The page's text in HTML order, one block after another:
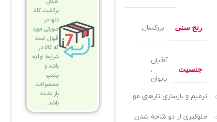
رنج سنی بزرگسال
جنسیت
آقایان
,
بانوان
ترمیم و بازسازی تارهای مو
جلوگیری از دو شاخه شدن
برگشت کالا
تنها در
صورتی مورد
قبول است
که کالا در
شرایط اولیه
باشد و
پلمپ
محصولات
باز نشده
باشد.